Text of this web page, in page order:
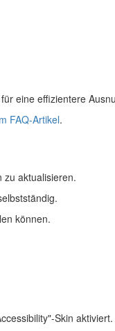
eine effizientere
FAQ-Artikel.
zu aktualisieren.
können.
Skin aktiviert.